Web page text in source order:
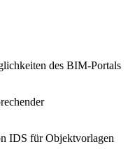
des BIM-Portals
IDS für Objektvorlagen